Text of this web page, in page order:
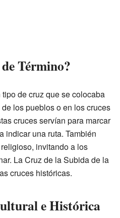
Término?
tipo de cruz que se colocaba
los pueblos o en los cruces
cruces servían para marcar
indicar una ruta. También
invitando a los
La Cruz de la Subida de la
cruces históricas.
e Histórica